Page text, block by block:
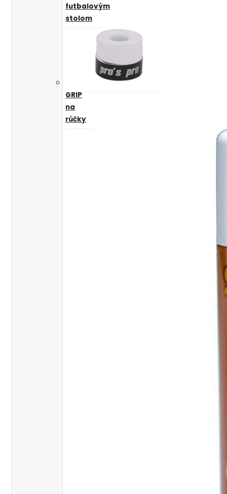
futbalovým
stolom
GRIP
na
rúčky